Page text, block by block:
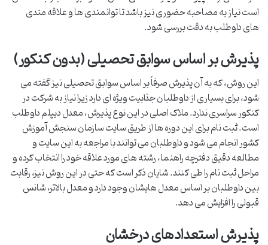
است نیاز به مصاحبه حضوری نیز باشد تا توانمندی ها و علاقه مندی
های داوطلب به دقت بررسی شود.
پذیرش بر اساس سوابق تحصیلی (بدون کنکور)
این روش، که به آن پذیرش صرفاً بر اساس سوابق تحصیلی نیز گفته می
شود، برای بسیاری از داوطلبان جذابیت ویژه ای دارد زیرا نیاز به شرکت در
کنکور سراسری ندارد. ملاک اصلی در این نوع پذیرش، معدل دیپلم داوطلب
است. ثبت نام برای این دوره ها از طریق سایت سازمان سنجش آموزش
کشور انجام می شود و داوطلبان می توانند با مراجعه به این سایت و
مطالعه دقیق دفترچه راهنما، رشته های مورد علاقه خود را انتخاب کرده و
مراحل ثبت نام را طی کنند. شایان ذکر است که حتی در این روش نیز، رقابت
بین داوطلبان بر اساس معدل هایشان وجود دارد و معدل بالاتر، شانس
قبولی را افزایش می دهد.
پذیرش استعدادهای درخشان